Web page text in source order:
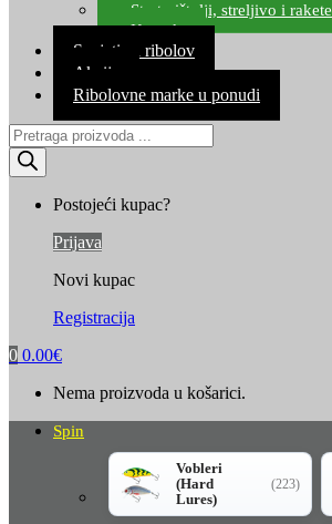
Start pištolji, streljivo i rakete
Kontakt
Savjeti za ribolov
Akcija
Ribolovne marke u ponudi
Products
search
Postojeći kupac?
Prijava
Novi kupac
Registracija
0 0.00€
Nema proizvoda u košarici.
Spin
Vobleri
(Hard
Lures)
(223)